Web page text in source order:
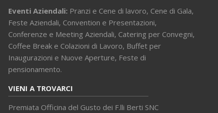
Eventi Aziendali: Pranzi e Cene di lavoro, Cene di Gala,
Feste Aziendali, Convention e Presentazioni,
Conferenze e Meeting Aziendali, Catering per Convegni,
Coffee Break e Colazioni di Lavoro, Buffet per
Inaugurazioni e Nuove Aperture, Feste di
pensionamento.
VIENI A TROVARCI
Premiata Officina del Gusto dei F.lli Berti SNC